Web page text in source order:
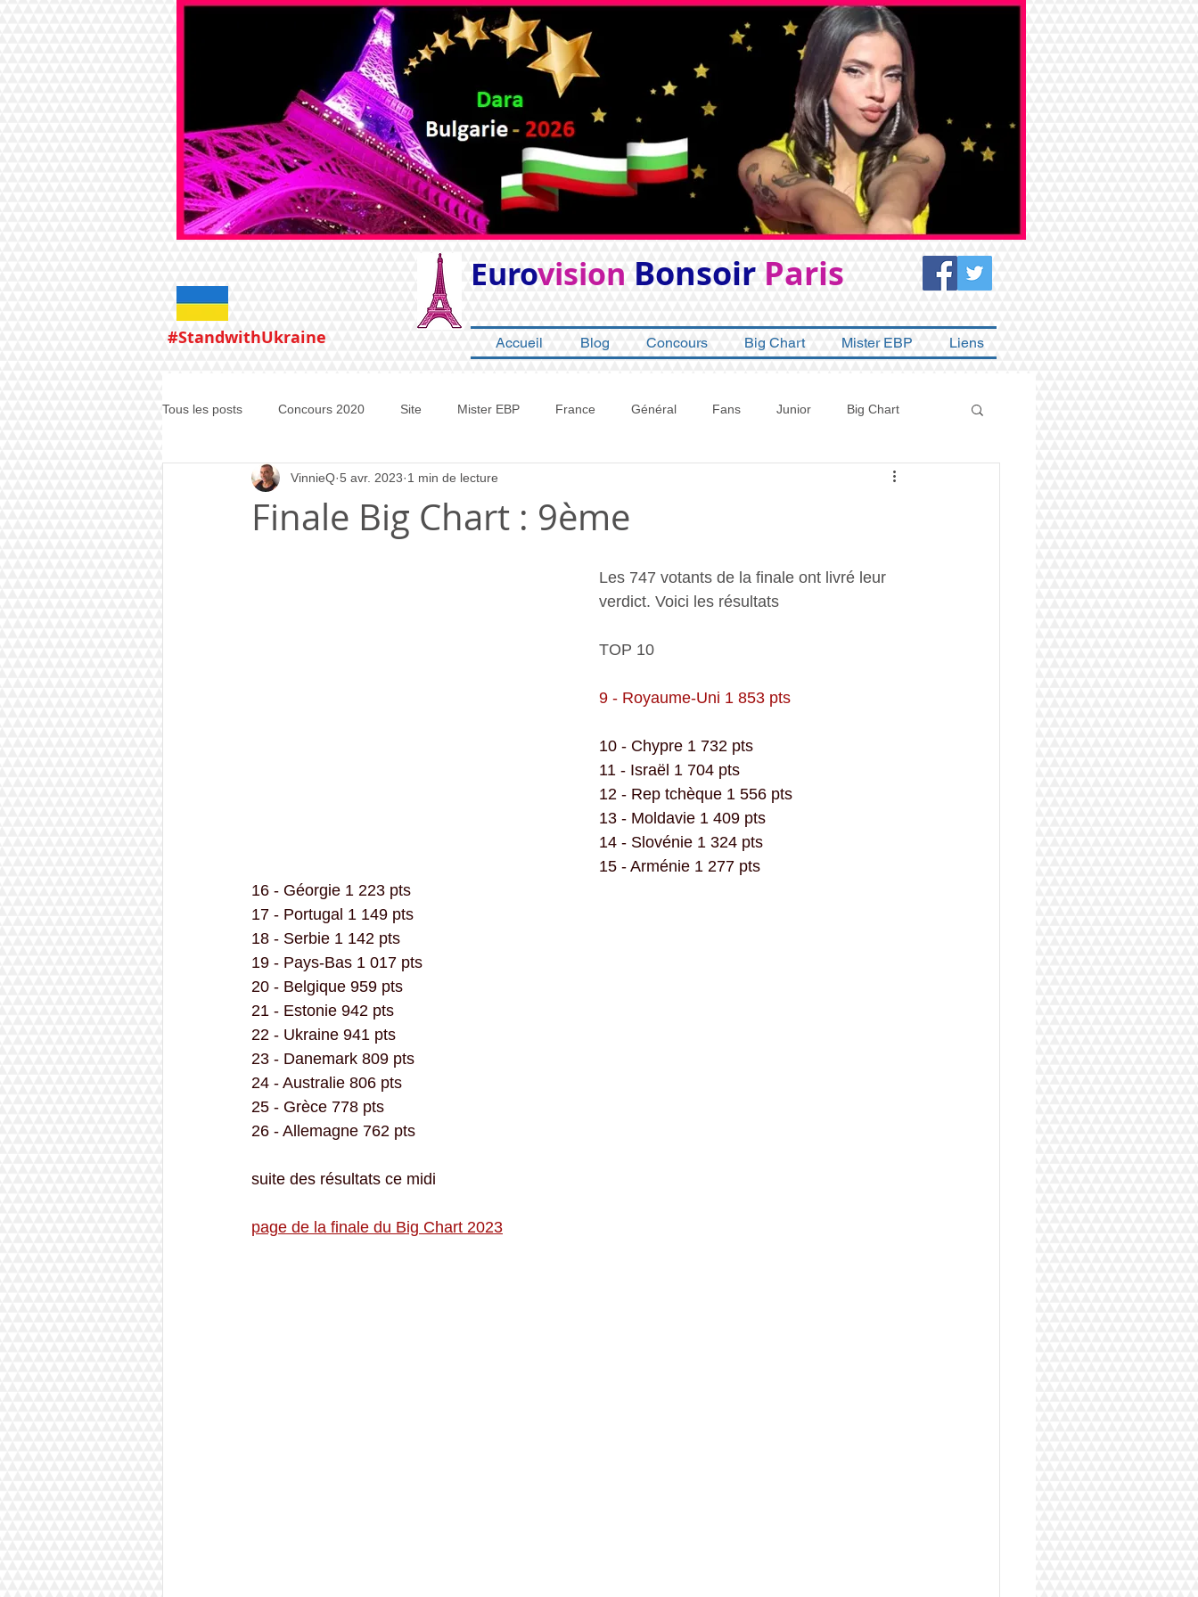
#StandwithUkraine
Eurovision Bonsoir Paris
Accueil Blog Concours Big Chart Mister EBP Liens
Tous les posts Concours 2020 Site Mister EBP France Général Fans Junior Big Chart
Concours 2021 Concours 2022 Concours 2023 Concours 2026
Finale Big Chart : 9ème
VinnieQ 5 avr. 2023 1 min de lecture
Les 747 votants de la finale ont livré leur
verdict. Voici les résultats
TOP 10
9 - Royaume-Uni 1 853 pts
10 - Chypre 1 732 pts
11 - Israël 1 704 pts
12 - Rep tchèque 1 556 pts
13 - Moldavie 1 409 pts
14 - Slovénie 1 324 pts
15 - Arménie 1 277 pts
16 - Géorgie 1 223 pts
17 - Portugal 1 149 pts
18 - Serbie 1 142 pts
19 - Pays-Bas 1 017 pts
20 - Belgique 959 pts
21 - Estonie 942 pts
22 - Ukraine 941 pts
23 - Danemark 809 pts
24 - Australie 806 pts
25 - Grèce 778 pts
26 - Allemagne 762 pts
suite des résultats ce midi
page de la finale du Big Chart 2023